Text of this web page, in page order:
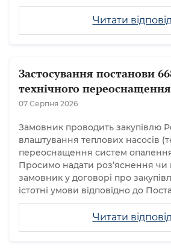
Читати
Застосування постанови
технічного переоснащення
07 Серпня 2026
Читати
Замовник проводить закупівлю
влаштування теплових насосів
переоснащення систем
Просимо надати розʼяснення чи
замовник у договорі про
істотні умови відповідно до